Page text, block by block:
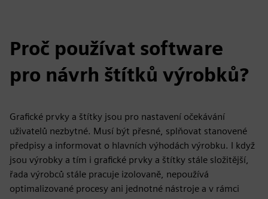
Proč používat software
pro návrh štítků výrobků?
Grafické prvky a štítky jsou pro nastavení očekávání
uživatelů nezbytné. Musí být přesné, splňovat stanovené
předpisy a informovat o hlavních výhodách výrobku. I když
jsou výrobky a tím i grafické prvky a štítky stále složitější,
řada výrobců stále pracuje izolovaně, nepoužívá
optimalizované procesy ani jednotné nástroje a v rámci